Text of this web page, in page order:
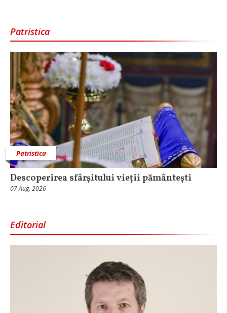
Patristica
Patristica
Descoperirea sfârșitului vieții pământești
07 Aug, 2026
Editorial